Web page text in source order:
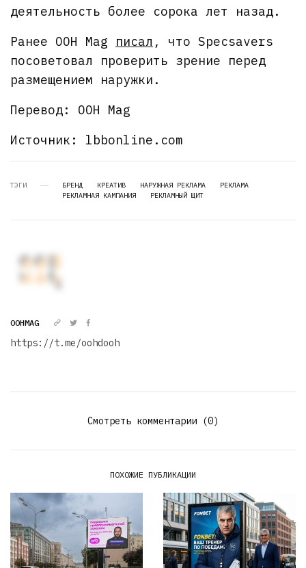
деятельность более сорока лет назад.
Ранее OOH Mag писал , что Specsavers
посоветовал проверить зрение перед
размещением наружки.
Перевод: OOH Mag
Источник: lbbonline.com
ТЭГИ БРЕНД КРЕАТИВ НАРУЖНАЯ РЕКЛАМА
РЕКЛАМА
РЕКЛАМНАЯ КАМПАНИЯ
РЕКЛАМНЫЙ ЩИТ
OOHMAG
https://t.me/oohdooh
Смотреть комментарии (0)
ПОХОЖИЕ ПУБЛИКАЦИИ